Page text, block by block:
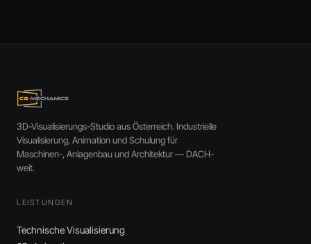
3D-Visualisierungs-Studio aus Österreich. Industrielle
Visualisierung, Animation und Schulung für
Maschinen-, Anlagenbau und Architektur — DACH-
weit.
LEISTUNGEN
Technische Visualisierung